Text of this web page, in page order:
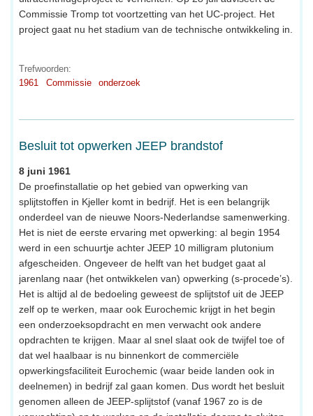
Commissie Tromp tot voortzetting van het UC-project. Het
project gaat nu het stadium van de technische ontwikkeling in.
Trefwoorden:
1961
Commissie onderzoek
Besluit tot opwerken JEEP brandstof
8 juni 1961
De proefinstallatie op het gebied van opwerking van
splijtstoffen in Kjeller komt in bedrijf. Het is een belangrijk
onderdeel van de nieuwe Noors-Nederlandse samenwerking.
Het is niet de eerste ervaring met opwerking: al begin 1954
werd in een schuurtje achter JEEP 10 milligram plutonium
afgescheiden. Ongeveer de helft van het budget gaat al
jarenlang naar (het ontwikkelen van) opwerking (s-procede’s).
Het is altijd al de bedoeling geweest de splijtstof uit de JEEP
zelf op te werken, maar ook Eurochemic krijgt in het begin
een onderzoeksopdracht en men verwacht ook andere
opdrachten te krijgen. Maar al snel slaat ook de twijfel toe of
dat wel haalbaar is nu binnenkort de commerciële
opwerkingsfaciliteit Eurochemic (waar beide landen ook in
deelnemen) in bedrijf zal gaan komen. Dus wordt het besluit
genomen alleen de JEEP-splijtstof (vanaf 1967 zo is de